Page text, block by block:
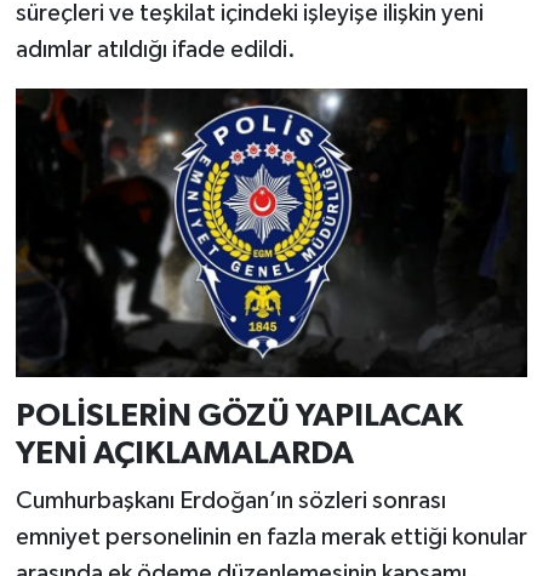
süreçleri ve teşkilat içindeki işleyişe ilişkin yeni
adımlar atıldığı ifade edildi.
POLİSLERİN GÖZÜ YAPILACAK
YENİ AÇIKLAMALARDA
Cumhurbaşkanı Erdoğan’ın sözleri sonrası
emniyet personelinin en fazla merak ettiği konular